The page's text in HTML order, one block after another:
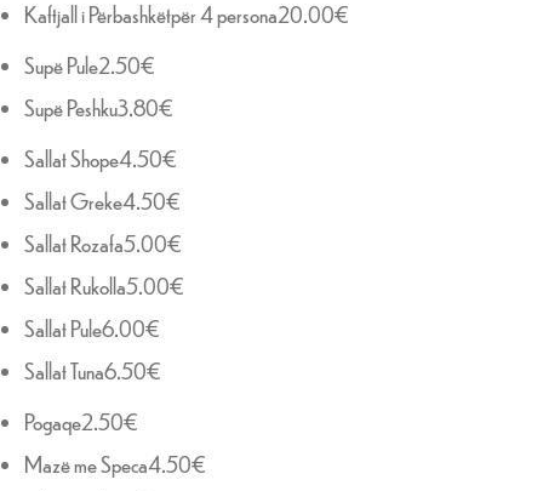
Kaftjall i Përbashkëtpër 4 persona20.00€
Supë Pule2.50€
Supë Peshku3.80€
Sallat Shope4.50€
Sallat Greke4.50€
Sallat Rozafa5.00€
Sallat Rukolla5.00€
Sallat Pule6.00€
Sallat Tuna6.50€
Pogaqe2.50€
Mazë me Speca4.50€